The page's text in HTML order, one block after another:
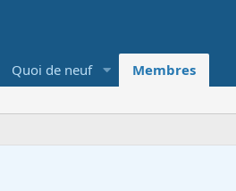
Quoi de neuf Membres